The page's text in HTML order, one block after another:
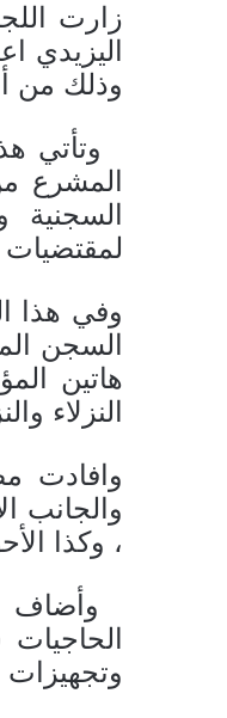
زارت
اليزيدي
وذلك من
وتأتي
المشرع
لمقتضيات المادتين 620 و621
وفي هذا
السجن
هاتين
النزلاء
وافادت
والجانب
، وكذا
وأضاف